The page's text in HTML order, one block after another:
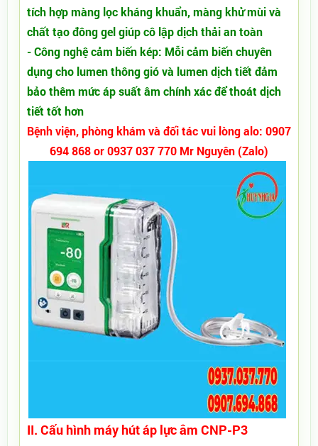
tích hợp màng lọc kháng khuẩn, màng khử mùi và
chất tạo đông gel giúp cô lập dịch thải an toàn
- Công nghệ cảm biến kép: Mỗi cảm biến chuyên
dụng cho lumen thông gió và lumen dịch tiết đảm
bảo thêm mức áp suất âm chính xác để thoát dịch
tiết tốt hơn
Bệnh viện, phòng khám và đối tác vui lòng alo: 0907
694 868 or 0937 037 770 Mr Nguyên (Zalo)
II. Cấu hình máy hút áp lực âm CNP-P3